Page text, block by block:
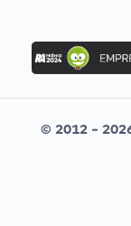
Concurso Ibama
Concurso MPU
Editais publicados
CONCURSOS POR
© 2012 -